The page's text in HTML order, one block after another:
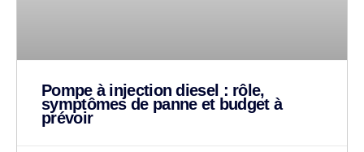
Pompe à injection diesel : rôle,
symptômes de panne et budget à
prévoir